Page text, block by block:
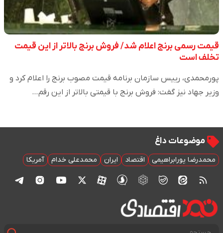
قیمت رسمی برنج اعلام شد/ فروش برنج بالاتر از این قیمت
تخلف است
پورمحمدی، رییس سازمان برنامه قیمت مصوب برنج را اعلام کرد و
وزیر جهاد نیز گفت: فروش برنج با قیمتی بالاتر از این رقم…
موضوعات داغ
محمدرضا پورابراهیمی اقتصاد ایران محمدعلی خدام آمریکا